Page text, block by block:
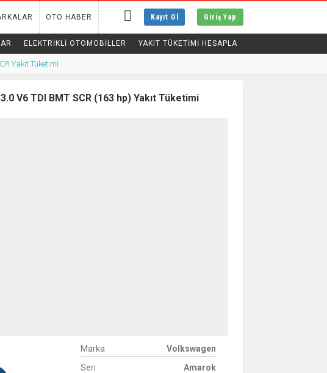
Kayıt Ol Giriş Yap
OTO HABER
ELEKTRIKLI OTOMOBILLER YAKIT TÜKETİMİ HESAPLA
Yakıt Tüketimi
V6 TDI BMT SCR (163 hp) Yakıt Tüketimi
Volkswagen
Marka
Amarok
Seri